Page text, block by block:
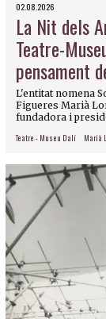
02.08.2026
La Nit dels
Teatre-
pensament
L'entitat nomena
Figueres Marià
fundadora i
Teatre - Museu Dalí Marià